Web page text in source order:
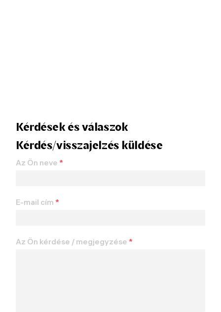
Kérdések és válaszok
Kérdés/visszajelzés küldése
Az Ön neve *
E-mail cím *
Az Ön kérdése / megjegyzése *